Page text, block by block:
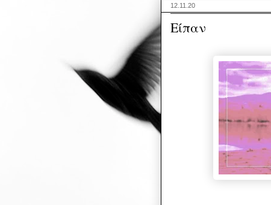
12.11.20
Είπαν